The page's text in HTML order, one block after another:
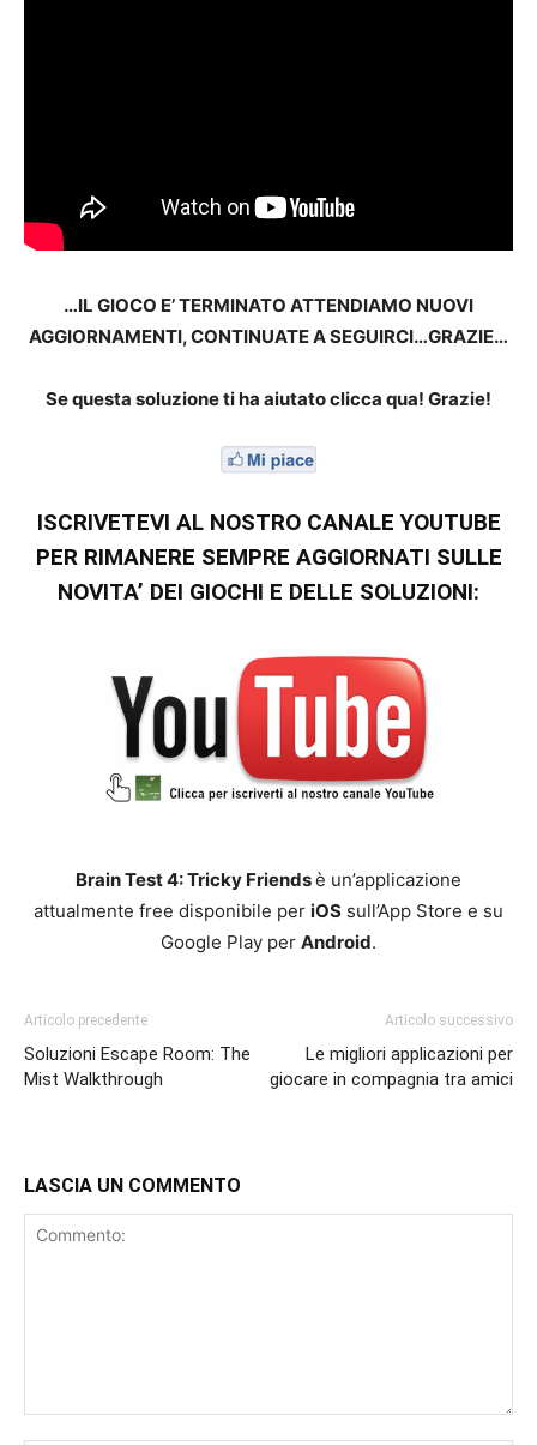
…IL GIOCO E’ TERMINATO ATTENDIAMO NUOVI
AGGIORNAMENTI, CONTINUATE A SEGUIRCI…GRAZIE…
Se questa soluzione ti ha aiutato clicca qua! Grazie!
ISCRIVETEVI AL NOSTRO CANALE YOUTUBE
PER RIMANERE SEMPRE AGGIORNATI SULLE
NOVITA’ DEI GIOCHI E DELLE SOLUZIONI:
Brain Test 4: Tricky Friendsè un’applicazione
attualmente free disponibile per iOS sull’App Store e su
Google Play per Android.
Articolo precedente
Soluzioni Escape Room: The
Mist Walkthrough
Articolo successivo
Le migliori applicazioni per
giocare in compagnia tra amici
LASCIA UN COMMENTO